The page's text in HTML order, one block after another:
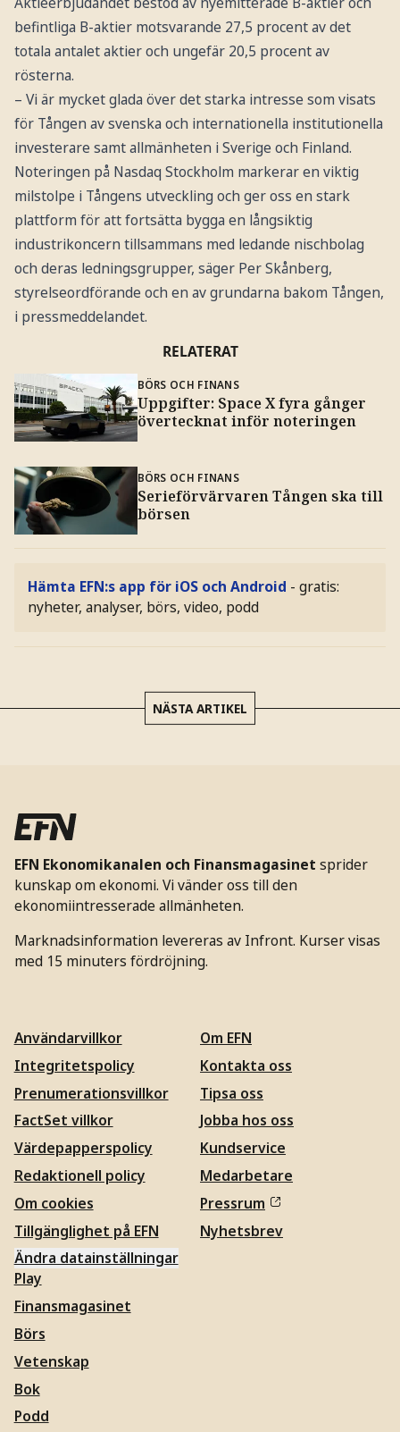
befintliga B-aktier motsvarande 27,5 procent av det
totala antalet aktier och ungefär 20,5 procent av
rösterna.
– Vi är mycket glada över det starka intresse som visats
för Tången av svenska och internationella institutionella
investerare samt allmänheten i Sverige och Finland.
Noteringen på Nasdaq Stockholm markerar en viktig
milstolpe i Tångens utveckling och ger oss en stark
plattform för att fortsätta bygga en långsiktig
industrikoncern tillsammans med ledande nischbolag
och deras ledningsgrupper, säger Per Skånberg,
styrelseordförande och en av grundarna bakom Tången,
i pressmeddelandet.
RELATERAT
BÖRS OCH FINANS
Uppgifter: Space X fyra gånger
övertecknat inför noteringen
BÖRS OCH FINANS
Serieförvärvaren Tången ska till
börsen
Hämta EFN:s app för iOS och Android - gratis:
nyheter, analyser, börs, video, podd
NÄSTA ARTIKEL
EFN Ekonomikanalen och Finansmagasinet sprider
kunskap om ekonomi. Vi vänder oss till den
ekonomiintresserade allmänheten.
Marknadsinformation levereras av Infront. Kurser visas
med 15 minuters fördröjning.
Användarvillkor
Integritetspolicy
Prenumerationsvillkor
FactSet villkor
Värdepapperspolicy
Redaktionell policy
Om cookies
Tillgänglighet på EFN
Ändra datainställningar
Om EFN
Kontakta oss
Tipsa oss
Jobba hos oss
Kundservice
Medarbetare
Pressrum
Nyhetsbrev
Play
Finansmagasinet
Börs
Vetenskap
Bok
Podd